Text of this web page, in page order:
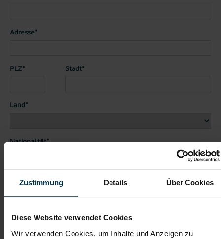
Zustimmung Details Über Cookies
Diese Website verwendet Cookies
Wir verwenden Cookies, um Inhalte und Anzeigen zu
Adresse*
PLZ* Stadt*
Land*
Nationalität*
Dateianhänge (max. 30MB gesamt - Bilder, Word oder PDF)
Lebenslauf